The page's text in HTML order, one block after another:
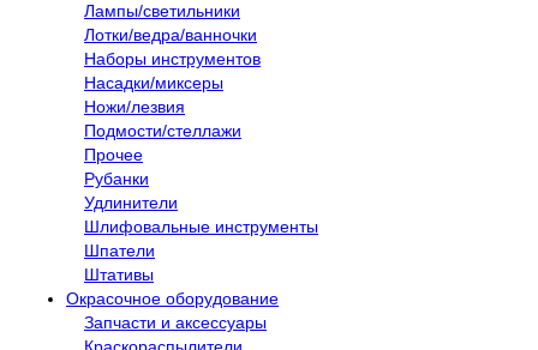
Лампы/светильники
Лотки/ведра/ванночки
Наборы инструментов
Насадки/миксеры
Ножи/лезвия
Подмости/стеллажи
Прочее
Рубанки
Удлинители
Шлифовальные инструменты
Шпатели
Штативы
Окрасочное оборудование
Запчасти и аксессуары